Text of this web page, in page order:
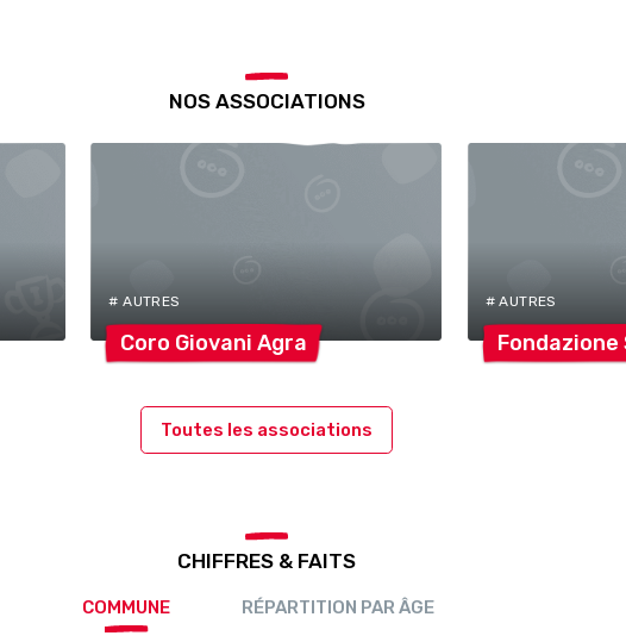
NOS ASSOCIATIONS
# AUTRES
Coro GiovaniAgra
# AUTRES
Fondazione
Toutes les associations
CHIFFRES & FAITS
COMMUNE RÉPARTITION PAR ÂGE